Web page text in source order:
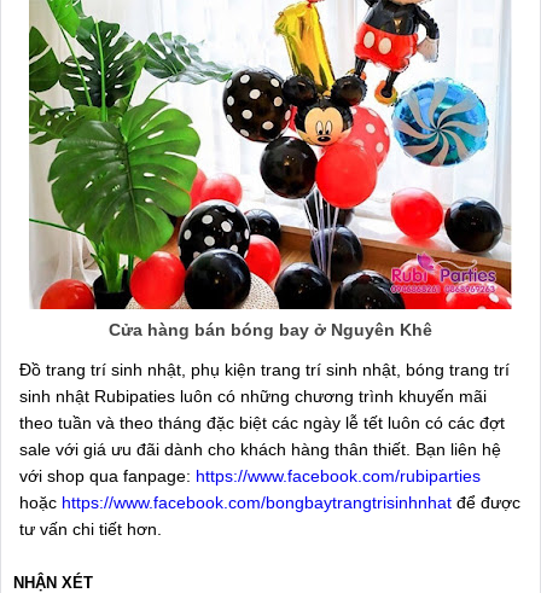
Cửa hàng bán bóng bay ở Nguyên Khê
Đồ trang trí sinh nhật, phụ kiện trang trí sinh nhật, bóng trang trí
sinh nhật Rubipaties luôn có những chương trình khuyến mãi
theo tuần và theo tháng đặc biệt các ngày lễ tết luôn có các đợt
sale với giá ưu đãi dành cho khách hàng thân thiết. Bạn liên hệ
với shop qua fanpage: https://www.facebook.com/rubiparties
hoặc https://www.facebook.com/bongbaytrangtrisinhnhat để được
tư vấn chi tiết hơn.
NHẬN XÉT